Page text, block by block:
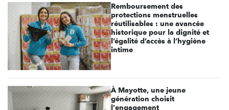
Remboursement des
protections menstruelles
réutilisables : une avancée
historique pour la dignité et
l’égalité d’accès à l’hygiène
intime
À Mayotte, une jeune
génération choisit
l'engagement